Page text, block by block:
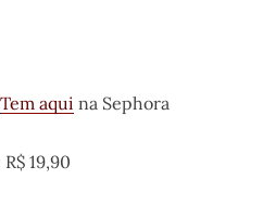
Tem aqui na Sephora
19,90